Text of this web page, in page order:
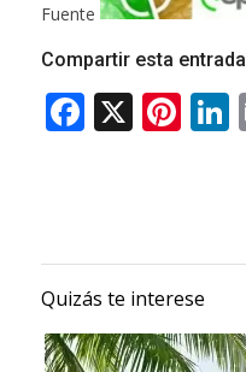
Fuente
Compartir esta entrada
Quizás te interese